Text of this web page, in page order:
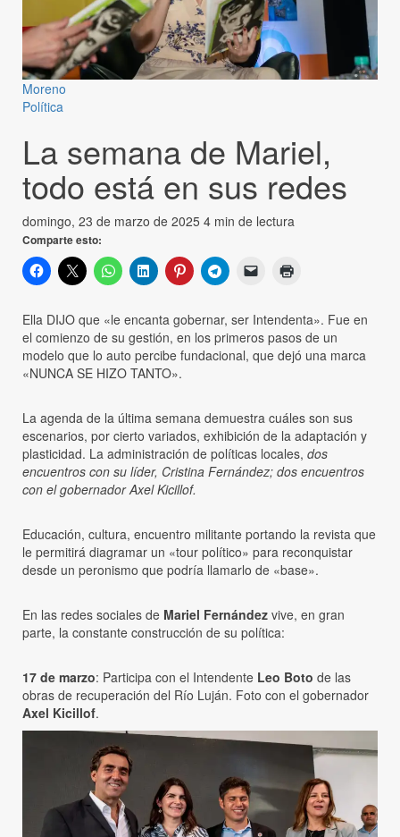
Moreno
Política
La semana de Mariel,
todo está en sus redes
domingo, 23 de marzo de 2025 4 min de lectura
Comparte esto:
Ella DIJO que «le encanta gobernar, ser Intendenta». Fue en
el comienzo de su gestión, en los primeros pasos de un
modelo que lo auto percibe fundacional, que dejó una marca
«NUNCA SE HIZO TANTO».
La agenda de la última semana demuestra cuáles son sus
escenarios, por cierto variados, exhibición de la adaptación y
plasticidad. La administración de políticas locales, dos
encuentros con su líder, Cristina Fernández; dos encuentros
con el gobernador Axel Kicillof.
Educación, cultura, encuentro militante portando la revista que
le permitirá diagramar un «tour político» para reconquistar
desde un peronismo que podría llamarlo de «base».
En las redes sociales de Mariel Fernández vive, en gran
parte, la constante construcción de su política:
17 de marzo: Participa con el Intendente Leo Boto de las
obras de recuperación del Río Luján. Foto con el gobernador
Axel Kicillof.